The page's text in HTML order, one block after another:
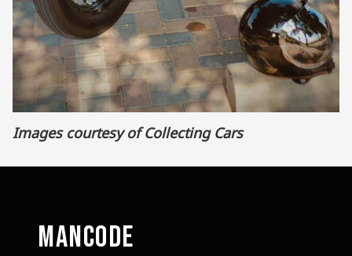
Images courtesy of Collecting Cars
MANCODE